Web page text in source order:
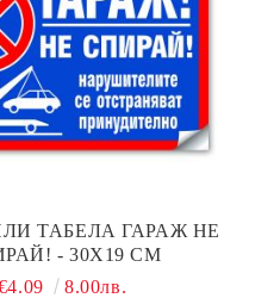
ТАБЕЛА ГАРАЖ НЕ
- 30Х19 СМ
8.00лв.